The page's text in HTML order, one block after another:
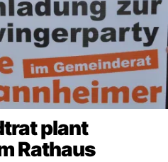
plant
Rathaus